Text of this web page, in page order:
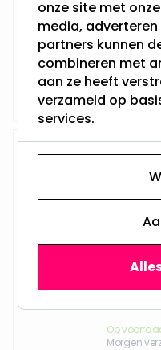
Aantal
Werkt
Op
Morgen
Modee
Lengte:
Werkt
Op
Morgen
onze site met
media, adverteren
partners kunnen
combineren met
aan ze heeft
verzameld op
services.